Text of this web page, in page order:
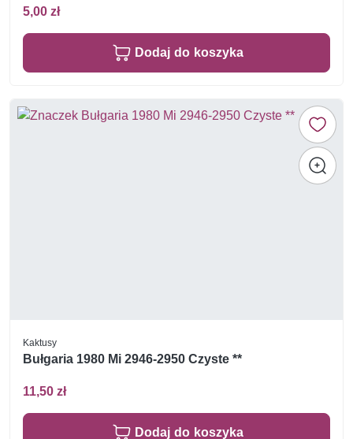
5,00 zł
Dodaj do koszyka
Kaktusy
Bułgaria 1980 Mi 2946-2950 Czyste **
11,50 zł
Dodaj do koszyka